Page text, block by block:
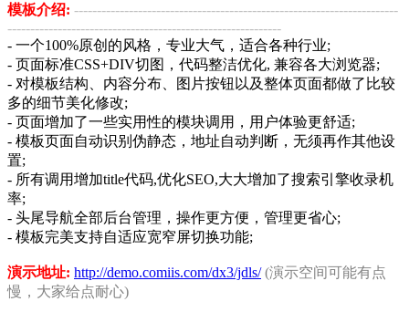
模板介绍: -----------------------------------------------------------------------
------------------------------------------------------------
- 一个100%原创的风格，专业大气，适合各种行业;
- 页面标准CSS+DIV切图，代码整洁优化, 兼容各大浏览器;
- 对模板结构、内容分布、图片按钮以及整体页面都做了比较
多的细节美化修改;
- 页面增加了一些实用性的模块调用，用户体验更舒适;
- 模板页面自动识别伪静态，地址自动判断，无须再作其他设
置;
- 所有调用增加title代码,优化SEO,大大增加了搜索引擎收录机
率;
- 头尾导航全部后台管理，操作更方便，管理更省心;
- 模板完美支持自适应宽窄屏切换功能;
演示地址: http://demo.comiis.com/dx3/jdls/ (演示空间可能有点
慢，大家给点耐心)